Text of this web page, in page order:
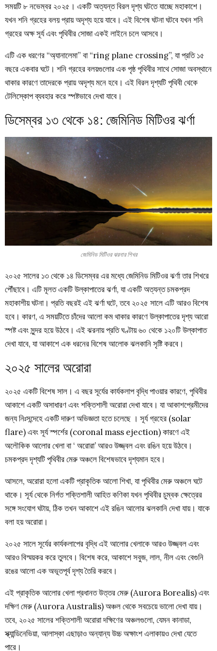
সময়টি ৮ নভেম্বর ২০২৫। একটি অত্যন্ত বিরল দৃশ্য ঘটতে যাচ্ছে মহাকাশে।
যখন শনি গ্রহের বলয় প্রায় অদৃশ্য হয়ে যাবে। এই বিশেষ ঘটনা ঘটবে যখন শনি
গ্রহের অক্ষ সূর্য এবং পৃথিবীর সোজা একই লাইনে চলে আসবে।
এটি এক ধরণের “অ্যানালেমা” বা “ring plane crossing”, যা প্রতি ১৫
বছরে একবার ঘটে। শনি গ্রহের বলয়গুলোর এক পৃষ্ঠ পৃথিবীর সাথে সোজা অবস্থানে
থাকার কারণে তাদেরকে প্রায় অদৃশ্য মনে হবে। এই বিরল দৃশ্যটি পৃথিবী থেকে
টেলিস্কোপ ব্যবহার করে স্পষ্টভাবে দেখা যাবে।
ডিসেম্বর ১৩ থেকে ১৪: জেমিনিড মিটিওর ঝর্ণা
জেমিনিড মিটিওর ঝরনার শিখর
২০২৫ সালের ১৩ থেকে ১৪ ডিসেম্বর এর মধ্যে জেমিনিড মিটিওর ঝর্ণা তার শিখরে
পৌঁছাবে। এটি মূলত একটি উল্কাপাতের ঝর্ণা, যা একটি অত্যন্ত চমকপ্রদ
মহাকাশীয় ঘটনা। প্রতি বছরই এই ঝর্ণা ঘটে, তবে ২০২৫ সালে এটি আরও বিশেষ
হবে। কারণ, এ সময়টিতে চাঁদের আলো কম থাকার কারণে উল্কাপাতের দৃশ্য আরো
স্পষ্ট এবং সুন্দর হয়ে উঠবে। এই ঝরনায় প্রতি ঘণ্টায় ৬০ থেকে ১২০টি উল্কাপাত
দেখা যাবে, যা আকাশে এক ধরনের বিশেষ আলোক ঝলকানি সৃষ্টি করবে।
২০২৫ সালের অরোরা
২০২৫ একটি বিশেষ সাল। এ বছর সূর্যের কার্যকলাপ বৃদ্ধি পাওয়ার কারণে, পৃথিবীর
আকাশে একটি অসাধারণ এবং শক্তিশালী অরোরা দেখা যাবে। যা আকাশপ্রেমীদের
জন্য নিঃসন্দেহে একটি দারুণ অভিজ্ঞতা হতে চলেছে । সূর্য গ্রহের (solar
flare) এবং সূর্য স্পর্শের (coronal mass ejection) কারণে এই
অলৌকিক আলোর খেলা বা ‘ অরোরা’ আরও উজ্জ্বল এবং রঙিন হয়ে উঠবে।
চমকপ্রদ দৃশ্যটি পৃথিবীর মেরু অঞ্চলে বিশেষভাবে দৃশ্যমান হবে।
আসলে, অরোরা হলো একটি প্রাকৃতিক আলো শিখা, যা পৃথিবীর মেরু অঞ্চলে ঘটে
থাকে। সূর্য থেকে নির্গত শক্তিশালী আহিত কণিকা যখন পৃথিবীর চুম্বক ক্ষেত্রের
সঙ্গে সংযোগ ঘটায়, ঠিক তখন আকাশে এই রঙিন আলোর ঝলকানি দেখা যায়। যাকে
বলা হয় অরোরা।
২০২৫ সালে সূর্যের কার্যকলাপের বৃদ্ধি এই আলোর খেলাকে আরও উজ্জ্বল এবং
আরও বিস্ময়কর করে তুলবে। বিশেষ করে, আকাশে সবুজ, লাল, নীল এবং বেগুনি
রঙের আলো এক অভূতপূর্ব দৃশ্য তৈরি করবে।
এই প্রাকৃতিক আলোর খেলা প্রধানত উত্তর মেরু (Aurora Borealis) এবং
দক্ষিণ মেরু (Aurora Australis) অঞ্চল থেকে সবচেয়ে ভালো দেখা যায়।
তবে, ২০২৫ সালের শক্তিশালী অরোরা দক্ষিণের অঞ্চলগুলো, যেমন কানাডা,
স্ক্যান্ডিনেভিয়া, আলাস্কা এছাড়াও অন্যান্য উচ্চ অক্ষাংশ এলাকায়ও দেখা যেতে
পারে।